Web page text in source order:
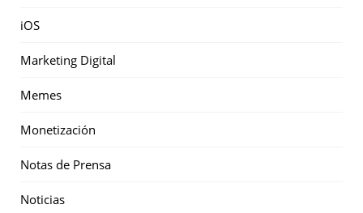
iOS
Marketing Digital
Memes
Monetización
Notas de Prensa
Noticias